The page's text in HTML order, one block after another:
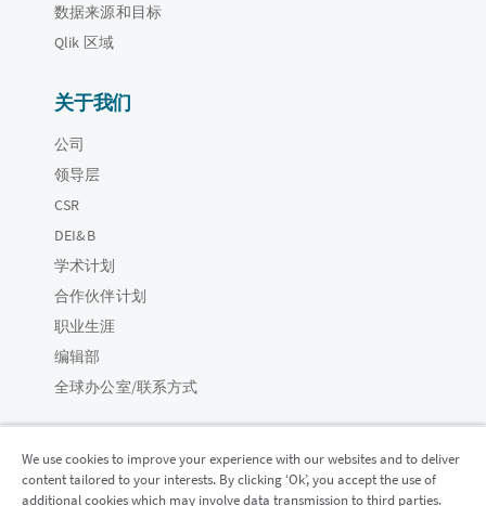
数据来源和目标
Qlik 区域
关于我们
公司
领导层
CSR
DEI&B
学术计划
合作伙伴计划
职业生涯
编辑部
全球办公室/联系方式
Qlik 社区
We use cookies to improve your experience with our websites and to deliver
content tailored to your interests. By clicking ‘Ok’, you accept the use of
additional cookies which may involve data transmission to third parties.